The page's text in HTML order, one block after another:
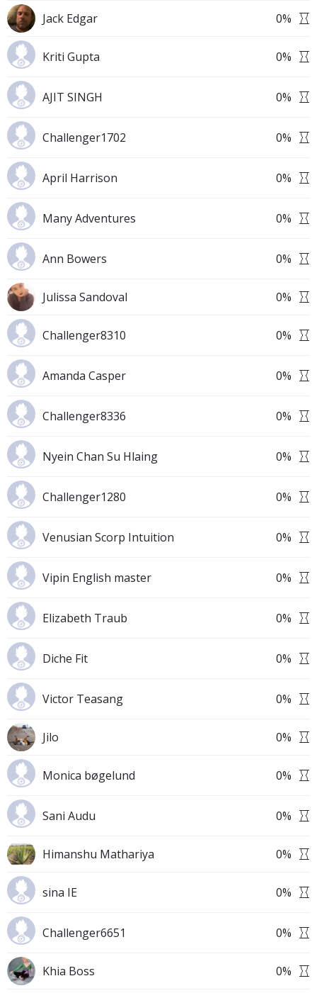
Jack Edgar 0%
Kriti Gupta 0%
AJIT SINGH 0%
Challenger1702 0%
April Harrison 0%
Many Adventures 0%
Ann Bowers 0%
Julissa Sandoval 0%
Challenger8310 0%
Amanda Casper 0%
Challenger8336 0%
Nyein Chan Su Hlaing 0%
Challenger1280 0%
Venusian Scorp Intuition 0%
Vipin English master 0%
Elizabeth Traub 0%
Diche Fit 0%
Victor Teasang 0%
Jilo 0%
Monica bøgelund 0%
Sani Audu 0%
Himanshu Mathariya 0%
sina IE 0%
Challenger6651 0%
Khia Boss 0%